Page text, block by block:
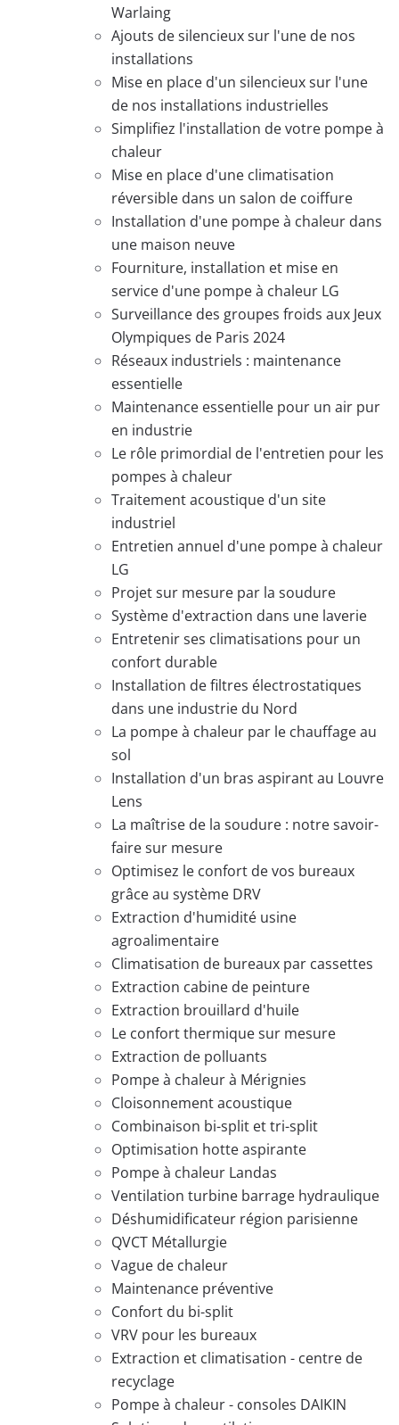
Warlaing
Ajouts de silencieux sur l'une de nos
installations
Mise en place d'un silencieux sur l'une
de nos installations industrielles
Simplifiez l'installation de votre pompe à
chaleur
Mise en place d'une climatisation
réversible dans un salon de coiffure
Installation d'une pompe à chaleur dans
une maison neuve
Fourniture, installation et mise en
service d'une pompe à chaleur LG
Surveillance des groupes froids aux Jeux
Olympiques de Paris 2024
Réseaux industriels : maintenance
essentielle
Maintenance essentielle pour un air pur
en industrie
Le rôle primordial de l'entretien pour les
pompes à chaleur
Traitement acoustique d'un site
industriel
Entretien annuel d'une pompe à chaleur
LG
Projet sur mesure par la soudure
Système d'extraction dans une laverie
Entretenir ses climatisations pour un
confort durable
Installation de filtres électrostatiques
dans une industrie du Nord
La pompe à chaleur par le chauffage au
sol
Installation d'un bras aspirant au Louvre
Lens
La maîtrise de la soudure : notre savoir-
faire sur mesure
Optimisez le confort de vos bureaux
grâce au système DRV
Extraction d'humidité usine
agroalimentaire
Climatisation de bureaux par cassettes
Extraction cabine de peinture
Extraction brouillard d'huile
Le confort thermique sur mesure
Extraction de polluants
Pompe à chaleur à Mérignies
Cloisonnement acoustique
Combinaison bi-split et tri-split
Optimisation hotte aspirante
Pompe à chaleur Landas
Ventilation turbine barrage hydraulique
Déshumidificateur région parisienne
QVCT Métallurgie
Vague de chaleur
Maintenance préventive
Confort du bi-split
VRV pour les bureaux
Extraction et climatisation - centre de
recyclage
Pompe à chaleur - consoles DAIKIN